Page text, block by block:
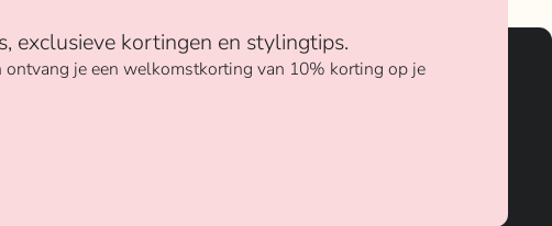
exclusieve kortingen en stylingtips.
ontvang je een welkomstkorting van 10% korting op je